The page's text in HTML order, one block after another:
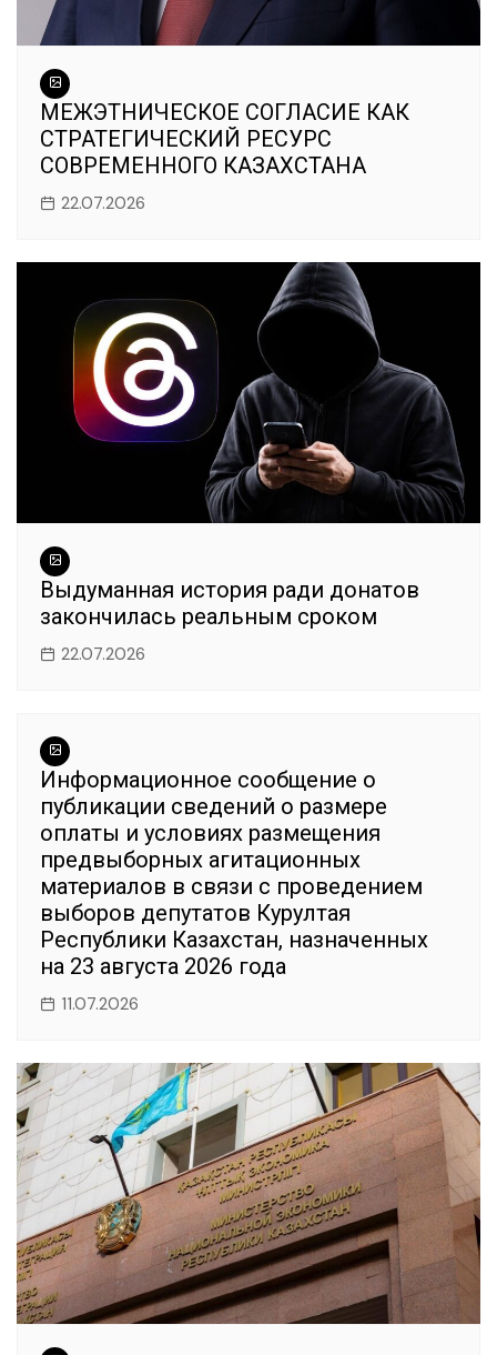
МЕЖЭТНИЧЕСКОЕ СОГЛАСИЕ КАК
СТРАТЕГИЧЕСКИЙ РЕСУРС
СОВРЕМЕННОГО КАЗАХСТАНА
22.07.2026
Выдуманная история ради донатов
закончилась реальным сроком
22.07.2026
Информационное сообщение о
публикации сведений о размере
оплаты и условиях размещения
предвыборных агитационных
материалов в связи с проведением
выборов депутатов Курултая
Республики Казахстан, назначенных
на 23 августа 2026 года
11.07.2026